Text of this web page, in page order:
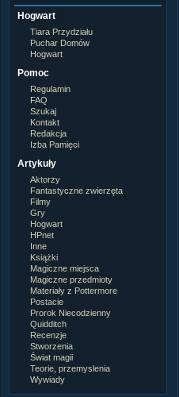
Hogwart
Tiara Przydziału
Puchar Domów
Hogwart
Pomoc
Regulamin
FAQ
Szukaj
Kontakt
Redakcja
Izba Pamięci
Artykuły
Aktorzy
Fantastyczne zwierzęta
Filmy
Gry
Hogwart
HPnet
Inne
Książki
Magiczne miejsca
Magiczne przedmioty
Materiały z Pottermore
Postacie
Prorok Niecodzienny
Quidditch
Recenzje
Stworzenia
Świat magii
Teorie, przemyslenia
Wywiady